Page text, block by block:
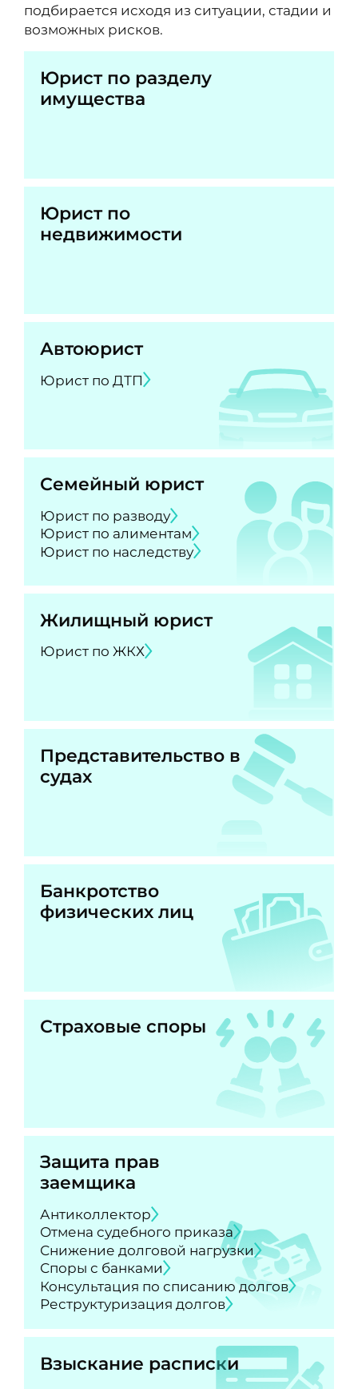
подбирается исходя из ситуации, стадии и
возможных рисков.
Юрист по разделу
имущества
Юрист по
недвижимости
Автоюрист
Юрист по ДТП
Семейный юрист
Юрист по разводу
Юрист по алиментам
Юрист по наследству
Жилищный юрист
Юрист по ЖКХ
Представительство в
судах
Банкротство
физических лиц
Страховые споры
Защита прав
заемщика
Антиколлектор
Отмена судебного приказа
Снижение долговой нагрузки
Споры с банками
Консультация по списанию долгов
Реструктуризация долгов
Взыскание расписки